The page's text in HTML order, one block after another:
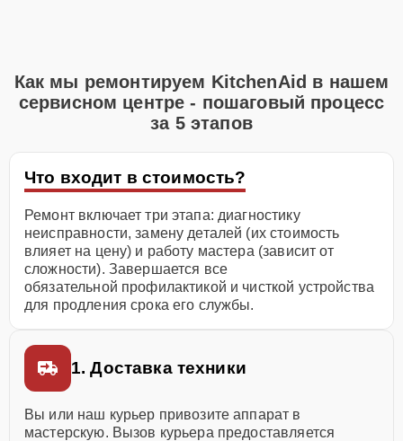
Как мы ремонтируем KitchenAid в нашем
сервисном центре - пошаговый процесс
за 5 этапов
Что входит в стоимость?
Ремонт включает три этапа: диагностику
неисправности, замену деталей (их стоимость
влияет на цену) и работу мастера (зависит от
сложности). Завершается все
обязательной профилактикой и чисткой устройства
для продления срока его службы.
1. Доставка техники
Вы или наш курьер привозите аппарат в
мастерскую. Вызов курьера предоставляется